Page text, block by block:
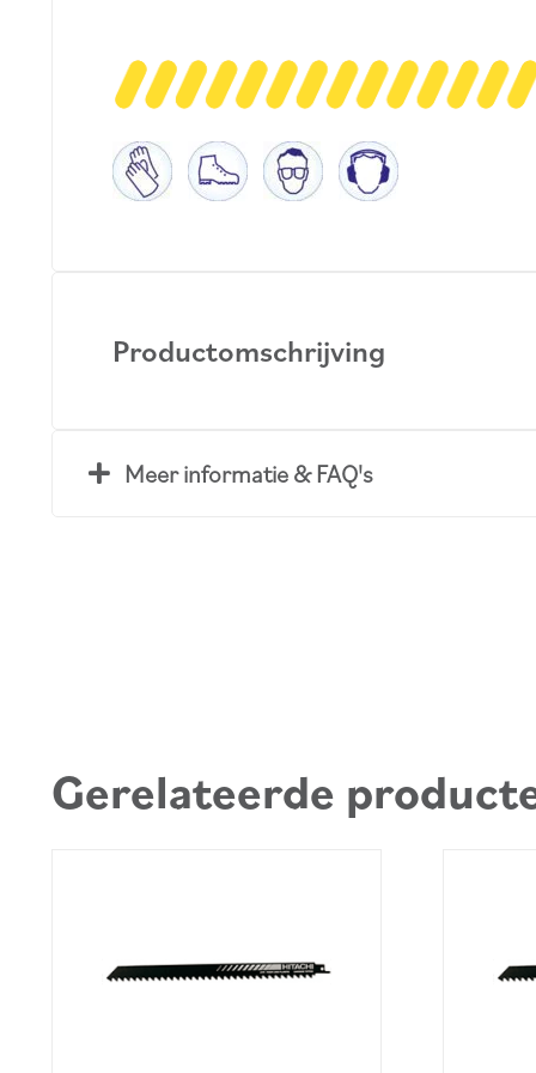
Productomschrijving
Meer informatie & FAQ's
Gerelateerde